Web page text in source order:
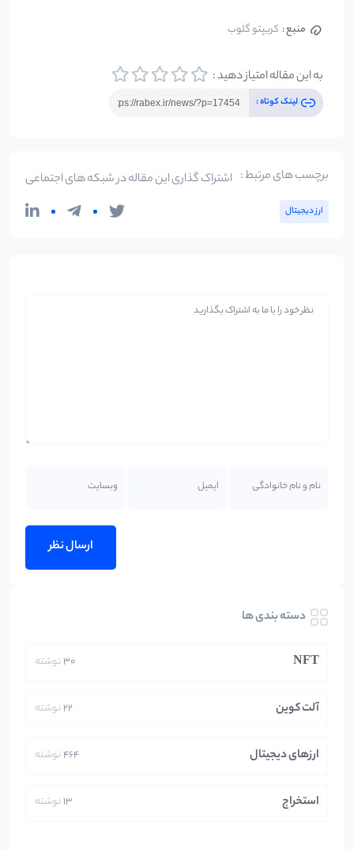
منبع : کریپتو گلوب
به این مقاله امتیاز دهید :
لینک کوتاه :
برچسب های مرتبط :
ارز دیجیتال
اشتراک گذاری این مقاله در شبکه های اجتماعی
دسته بندی ها
NFT
30نوشته
آلت کوین 22نوشته
ارزهای دیجیتال 464نوشته
استخراج 13نوشته